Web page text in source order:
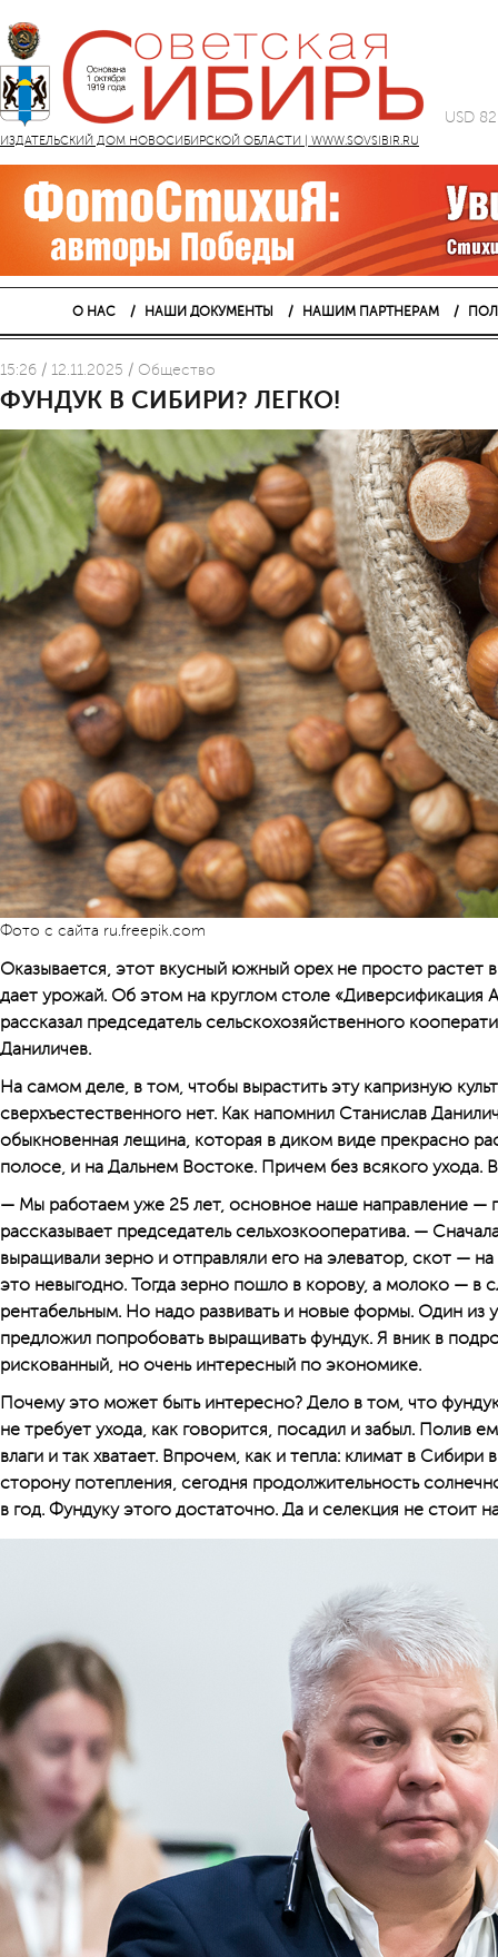
ИЗДАТЕЛЬСКИЙ ДОМ НОВОСИБИРСКОЙ ОБЛАСТИ | WWW.SOVSIBIR.RU
USD
О НАС НАШИ ДОКУМЕНТЫ НАШИМ ПАРТНЕРАМ
15:26 / 12.11.2025 / Общество
ФУНДУК В СИБИРИ? ЛЕГКО!
Фото с сайта ru.freepik.com
Оказывается, этот вкусный южный орех не просто растет
дает урожай. Об этом на круглом столе «Диверсификация
рассказал председатель сельскохозяйственного
Даниличев.
На самом деле, в том, чтобы вырастить эту капризную
сверхъестественного нет. Как напомнил Станислав
обыкновенная лещина, которая в диком виде прекрасно
полосе, и на Дальнем Востоке. Причем без всякого ухода.
— Мы работаем уже 25 лет, основное наше направление —
рассказывает председатель сельхозкооператива. —
выращивали зерно и отправляли его на элеватор, скот —
это невыгодно. Тогда зерно пошло в корову, а молоко — в
рентабельным. Но надо развивать и новые формы. Один из
предложил попробовать выращивать фундук. Я вник в
рискованный, но очень интересный по экономике.
Почему это может быть интересно? Дело в том, что
не требует ухода, как говорится, посадил и забыл. Полив
влаги и так хватает. Впрочем, как и тепла: климат в
сторону потепления, сегодня продолжительность
в год. Фундуку этого достаточно. Да и селекция не стоит